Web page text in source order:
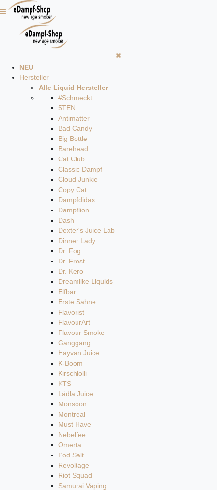
NEU
Hersteller
Alle Liquid Hersteller
#Schmeckt
5TEN
Antimatter
Bad Candy
Big Bottle
Barehead
Cat Club
Classic Dampf
Cloud Junkie
Copy Cat
Dampfdidas
Dampflion
Dash
Dexter's Juice Lab
Dinner Lady
Dr. Fog
Dr. Frost
Dr. Kero
Dreamlike Liquids
Elfbar
Erste Sahne
Flavorist
FlavourArt
Flavour Smoke
Ganggang
Hayvan Juice
K-Boom
Kirschlolli
KTS
Lädla Juice
Monsoon
Montreal
Must Have
Nebelfee
Omerta
Pod Salt
Revoltage
Riot Squad
Samurai Vaping